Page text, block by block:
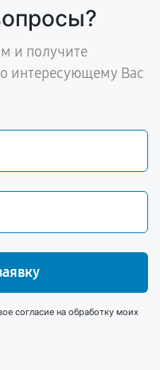
и получите
интересующему Вас
согласие на обработку моих